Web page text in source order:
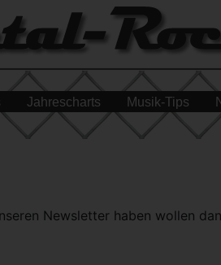
Jahrescharts Musik-Tips
Newsletter haben wollen